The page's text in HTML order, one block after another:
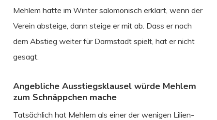
Mehlem hatte im Winter salomonisch erklärt, wenn der
Verein absteige, dann steige er mit ab. Dass er nach
dem Abstieg weiter für Darmstadt spielt, hat er nicht
gesagt.
Angebliche Ausstiegsklausel würde Mehlem
zum Schnäppchen mache
Tatsächlich hat Mehlem als einer der wenigen Lilien-